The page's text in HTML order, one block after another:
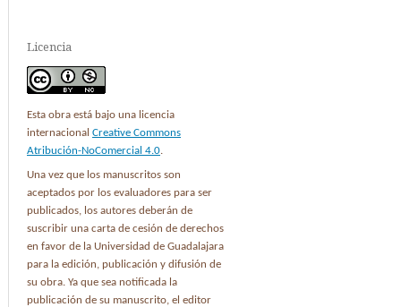
Licencia
Esta obra está bajo una licencia
internacional Creative Commons
Atribución-NoComercial 4.0
Una vez que los manuscritos son
aceptados por los evaluadores para ser
publicados, los autores deberán de
suscribir una carta de cesión de derechos
en favor de la Universidad de Guadalajara
para la edición, publicación y difusión de
su obra. Ya que sea notificada la
publicación de su manuscrito, el editor